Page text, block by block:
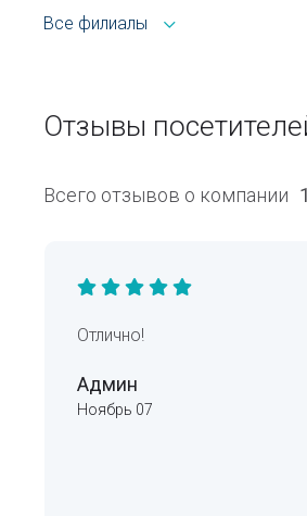
Все филиалы
Отзывы
Всего отзывов о компании 1
Отлично!
Админ
Ноябрь 07